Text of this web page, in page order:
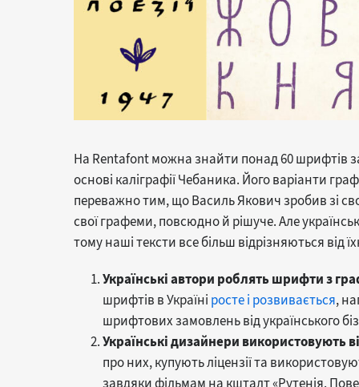
На Rentafont можна знайти понад 60 шрифтів
основі каліграфії Чебаника. Його варіанти
переважно тим, що Василь Якович зробив зі
свої графеми, повсюдно й рішуче. Але
тому наші тексти все більш відрізняються від
Українські автори роблять шрифти з
шрифтів в Україні росте і розвивається,
шрифтових замовлень від українського
Українські дизайнери використовують
про них, купують ліцензії та
завдяки фільмам на кшталт «Рутенія.